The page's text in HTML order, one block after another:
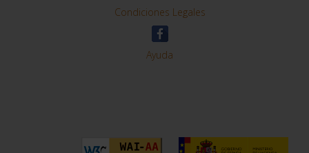
Condiciones Legales
Ayuda